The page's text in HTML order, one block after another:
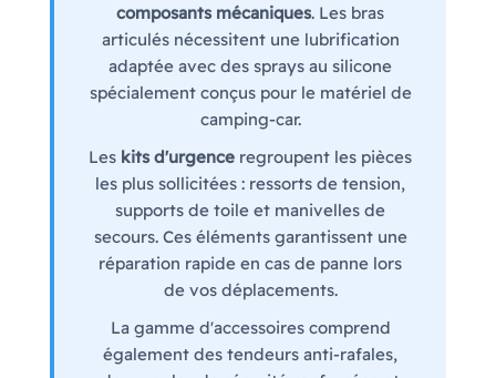
composants mécaniques. Les bras
articulés nécessitent une lubrification
adaptée avec des sprays au silicone
spécialement conçus pour le matériel de
camping-car.
Les kits d'urgence regroupent les pièces
les plus sollicitées : ressorts de tension,
supports de toile et manivelles de
secours. Ces éléments garantissent une
réparation rapide en cas de panne lors
de vos déplacements.
La gamme d'accessoires comprend
également des tendeurs anti-rafales,